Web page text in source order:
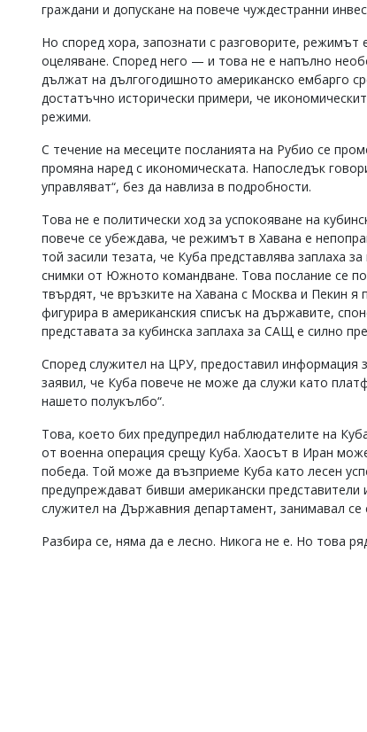
граждани и допускане на повече чуждестранни
Но според хора, запознати с разговорите, режимът
оцеляване. Според него — и това не е напълно
дължат на дългогодишното американско ембарго
достатъчно исторически примери, че
режими.
С течение на месеците посланията на Рубио се
промяна наред с икономическата. Напоследък
управляват“, без да навлиза в подробности.
Това не е политически ход за успокояване на
повече се убеждава, че режимът в Хавана е
той засили тезата, че Куба представлява заплаха
снимки от Южното командване. Това послание се
твърдят, че връзките на Хавана с Москва и Пекин
фигурира в американския списък на държавите,
представата за кубинска заплаха за САЩ е силно
Според служител на ЦРУ, предоставил информация
заявил, че Куба повече не може да служи като
нашето полукълбо“.
Това, което бих предупредил наблюдателите на
от военна операция срещу Куба. Хаосът в Иран
победа. Той може да възприеме Куба като лесен
предупреждават бивши американски
служител на Държавния департамент, занимавал се
Разбира се, няма да е лесно. Никога не е. Но това